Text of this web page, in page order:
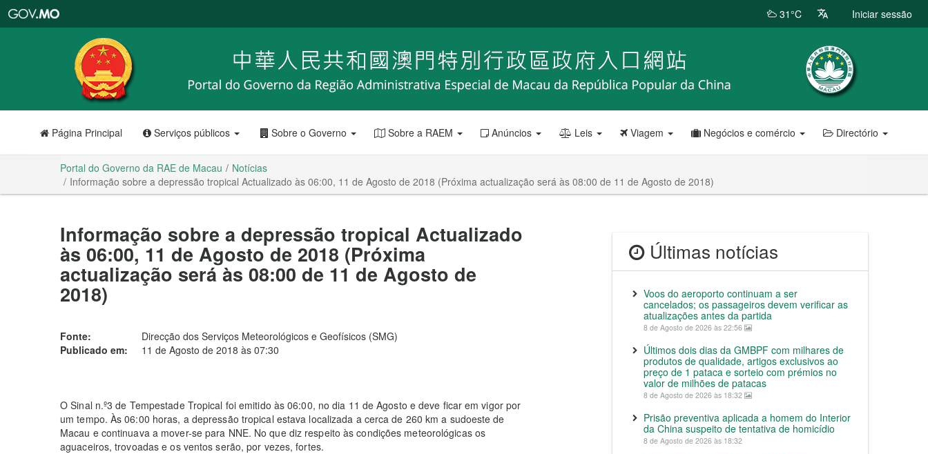
RAE
de
Macau
31°C Iniciar sessão
Página Principal Serviços públicos Sobre o Governo Sobre a RAEM Anúncios Leis Viagem Negócios e comércio Directório
Portal do Governo da RAE de Macau
Notícias
Informação sobre a depressão tropical Actualizado às 06:00, 11 de Agosto de 2018 (Próxima actualização será às 08:00 de 11 de Agosto de 2018)
Informação sobre a depressão tropical Actualizado
às 06:00, 11 de Agosto de 2018 (Próxima
actualização será às 08:00 de 11 de Agosto de
2018)
Fonte:
Direcção dos Serviços Meteorológicos e Geofísicos (SMG)
Publicado em:
11 de Agosto de 2018 às 07:30
O Sinal n.º3 de Tempestade Tropical foi emitido às 06:00, no dia 11 de Agosto e deve ficar em vigor por
um tempo. Às 06:00 horas, a depressão tropical estava localizada a cerca de 260 km a sudoeste de
Macau e continuava a mover-se para NNE. No que diz respeito às condições meteorológicas os
aguaceiros, trovoadas e os ventos serão, por vezes, fortes.
Últimas notícias
Voos do aeroporto continuam a ser
cancelados; os passageiros devem verificar as
atualizações antes da partida
8 de Agosto de 2026 às 22:56
Últimos dois dias da GMBPF com milhares de
produtos de qualidade, artigos exclusivos ao
preço de 1 pataca e sorteio com prémios no
valor de milhões de patacas
8 de Agosto de 2026 às 18:32
Prisão preventiva aplicada a homem do Interior
da China suspeito de tentativa de homicídio
8 de Agosto de 2026 às 18:32